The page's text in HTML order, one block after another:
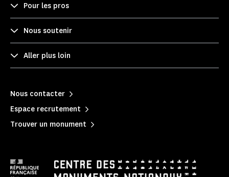
Pour les pros
Nous soutenir
Aller plus loin
Nous contacter
Espace recrutement
Trouver un monument